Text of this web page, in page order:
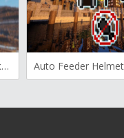
Toro’s Auto Mine для Майнкрафт [1.21.1, 1.21, 1.20.6]